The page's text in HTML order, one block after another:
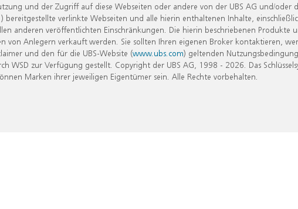
und der Zugriff auf diese Webseiten oder andere von der UBS AG und/oder
verlinkte Webseiten und alle hierin enthaltenen Inhalte,
anderen veröffentlichten Einschränkungen. Die hierin beschriebenen Produkte
Anlegern verkauft werden. Sie sollten Ihren eigenen Broker kontaktieren,
und den für die UBS-Website (www.ubs.com) geltenden
zur Verfügung gestellt. Copyright der UBS AG, 1998 - 2026. Das
Marken ihrer jeweiligen Eigentümer sein. Alle Rechte vorbehalten.